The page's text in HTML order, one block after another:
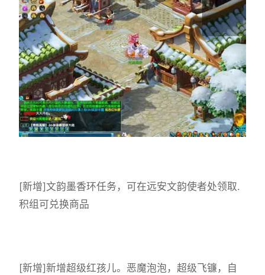
[新增]文韵墨香环任务，可在远安文韵使者处领取.
积组可兑换商品
[新增]新增超级红孩儿。恶魔泡泡，超级飞镰，自